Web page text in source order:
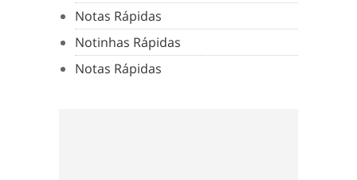
Notas Rápidas
Notinhas Rápidas
Notas Rápidas